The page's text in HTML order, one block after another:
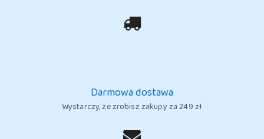
Darmowa dostawa
Wystarczy, że zrobisz zakupy za 249 zł